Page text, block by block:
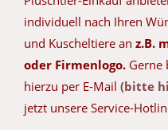
individuell nach Ihren
und Kuscheltiere an z.B.
oder Firmenlogo. Gerne
hierzu per E-Mail (bitte
jetzt unsere Service-